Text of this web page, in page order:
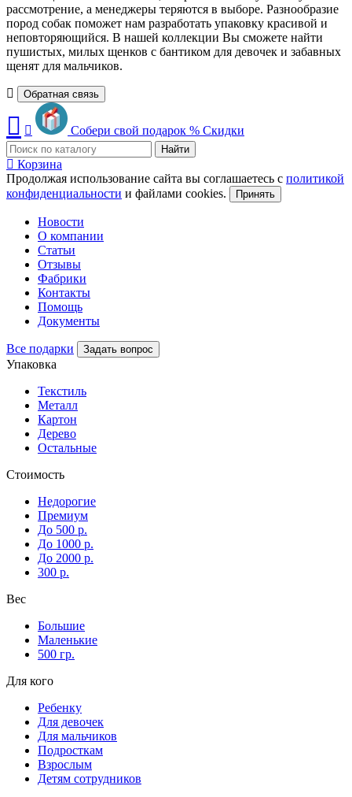
рассмотрение, а менеджеры теряются в выборе. Разнообразие
пород собак поможет нам разработать упаковку красивой и
неповторяющийся. В нашей коллекции Вы сможете найти
пушистых, милых щенков с бантиком для девочек и забавных
щенят для мальчиков.
Обратная связь
Собери свой подарок % Скидки
Найти
Корзина
Продолжая использование сайта вы соглашаетесь с политикой
конфиденциальности и файлами cookies. Принять
Новости
О компании
Статьи
Отзывы
Фабрики
Контакты
Помощь
Документы
Все подарки Задать вопрос
Упаковка
Текстиль
Металл
Картон
Дерево
Остальные
Стоимость
Недорогие
Премиум
До 500 р.
До 1000 р.
До 2000 р.
300 р.
Вес
Большие
Маленькие
500 гр.
Для кого
Ребенку
Для девочек
Для мальчиков
Подросткам
Взрослым
Детям сотрудников